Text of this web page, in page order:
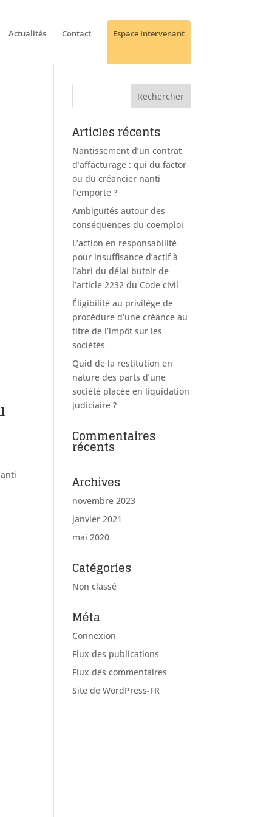
Actualités Contact Espace Intervenant
Articles récents
Nantissement d’un contrat
d’affacturage : qui du factor
ou du créancier nanti
l’emporte ?
Ambiguïtés autour des
conséquences du coemploi
L’action en responsabilité
pour insuffisance d’actif à
l’abri du délai butoir de
l’article 2232 du Code civil
Éligibilité au privilège de
procédure d’une créance au
titre de l’impôt sur les
sociétés
Quid de la restitution en
nature des parts d’une
société placée en liquidation
judiciaire ?
Commentaires
récents
Archives
novembre 2023
janvier 2021
mai 2020
Catégories
Non classé
Méta
Connexion
Flux des publications
Flux des commentaires
Site de WordPress-FR